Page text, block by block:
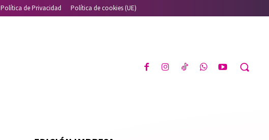
Política de Privacidad Política de cookies (UE)